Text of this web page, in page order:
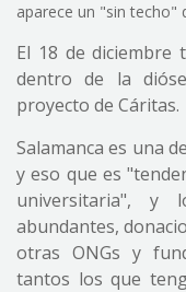
aparece un "sin techo"
El 18 de diciembre
dentro de la
proyecto de Cáritas.
Salamanca es una
y eso que es
universitaria", y
abundantes,
otras ONGs y
tantos los que